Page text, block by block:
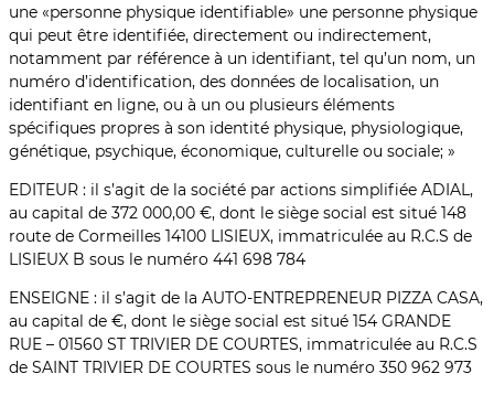
une «personne physique identifiable» une personne physique
qui peut être identifiée, directement ou indirectement,
notamment par référence à un identifiant, tel qu’un nom, un
numéro d’identification, des données de localisation, un
identifiant en ligne, ou à un ou plusieurs éléments
spécifiques propres à son identité physique, physiologique,
génétique, psychique, économique, culturelle ou sociale; »
EDITEUR : il s’agit de la société par actions simplifiée ADIAL,
au capital de 372 000,00 €, dont le siège social est situé 148
route de Cormeilles 14100 LISIEUX, immatriculée au R.C.S de
LISIEUX B sous le numéro 441 698 784
ENSEIGNE : il s’agit de la AUTO-ENTREPRENEUR PIZZA CASA,
au capital de €, dont le siège social est situé 154 GRANDE
RUE – 01560 ST TRIVIER DE COURTES, immatriculée au R.C.S
de SAINT TRIVIER DE COURTES sous le numéro 350 962 973